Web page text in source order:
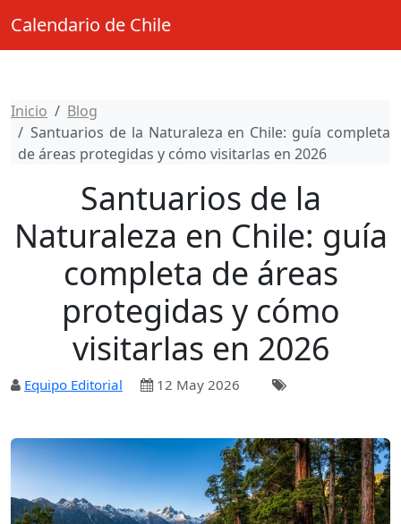
Calendario de Chile
Inicio
Blog
Santuarios de la Naturaleza en Chile: guía completa
de áreas protegidas y cómo visitarlas en 2026
Santuarios de la
Naturaleza en Chile: guía
completa de áreas
protegidas y cómo
visitarlas en 2026
Equipo Editorial 12 May 2026